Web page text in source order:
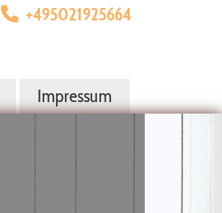
 +495021925664
Impressum